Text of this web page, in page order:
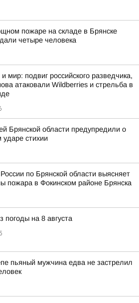
пожаре на складе в Брянске
четыре человека
и мир: подвиг российского разведчика,
атаковали Wildberries и стрельба в
Брянской области предупредили о
ударе стихии
по Брянской области выясняет
пожара в Фокинском районе Брянска
погоды на 8 августа
пьяный мужчина едва не застрелил